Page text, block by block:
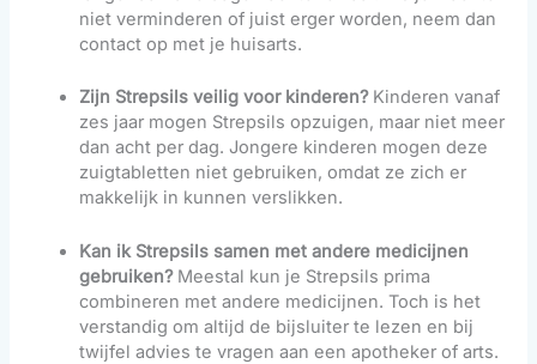
niet verminderen of juist erger worden, neem dan
contact op met je huisarts.
Zijn Strepsils veilig voor kinderen?Kinderen vanaf
zes jaar mogen Strepsils opzuigen, maar niet meer
dan acht per dag. Jongere kinderen mogen deze
zuigtabletten niet gebruiken, omdat ze zich er
makkelijk in kunnen verslikken.
Kan ik Strepsils samen met andere medicijnen
gebruiken?Meestal kun je Strepsils prima
combineren met andere medicijnen. Toch is het
verstandig om altijd de bijsluiter te lezen en bij
twijfel advies te vragen aan een apotheker of arts.